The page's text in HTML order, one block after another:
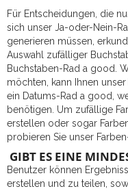
Für Entscheidungen, die
sich unser Ja-oder-Nein-
generieren müssen,
Auswahl zufälliger
Buchstaben-Rad a good.
möchten, kann Ihnen
ein Datums-Rad a good,
benötigen. Um zufällige
erstellen oder sogar
probieren Sie unser
GIBT ES EINE
Benutzer können
erstellen und zu teilen,